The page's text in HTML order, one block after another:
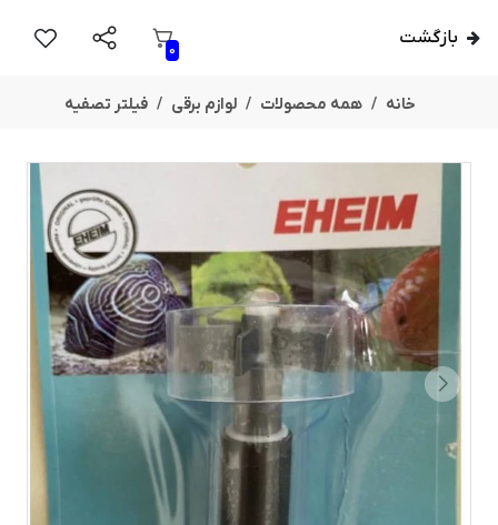
بازگشت
0
خانه همه محصولات لوازم برقی فیلتر تصفیه